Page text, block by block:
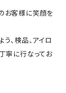
お客様に笑顔を
、検品、アイロ
寧に行なってお